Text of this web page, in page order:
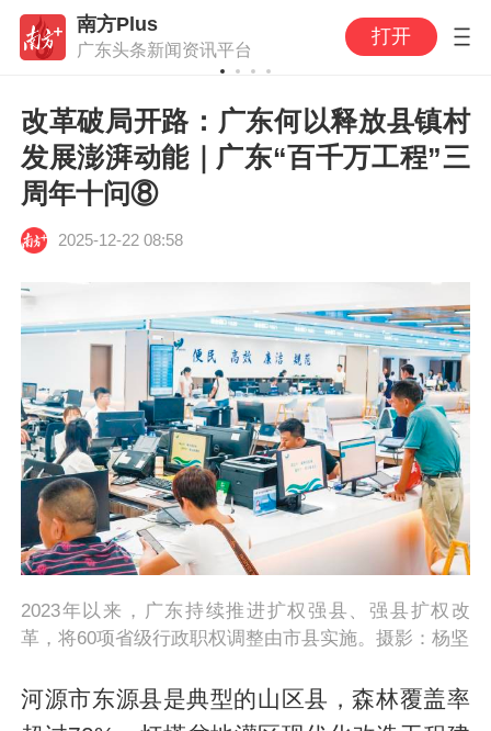
南方Plus
广东头条新闻资讯平台
打开
改革破局开路：广东何以释放县镇村
发展澎湃动能｜广东“百千万工程”三
周年十问⑧
2025-12-22 08:58
2023年以来，广东持续推进扩权强县、强县扩权改
革，将60项省级行政职权调整由市县实施。摄影：杨坚
河源市东源县是典型的山区县，森林覆盖率